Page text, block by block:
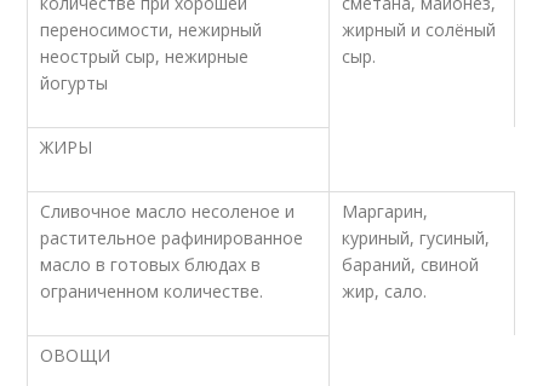
переносимости, нежирный
неострый сыр, нежирные
йогурты
жирный и солёный
сыр.
ЖИРЫ
Сливочное масло несоленое и
растительное рафинированное
масло в готовых блюдах в
ограниченном количестве.
Маргарин,
куриный, гусиный,
бараний, свиной
жир, сало.
ОВОЩИ